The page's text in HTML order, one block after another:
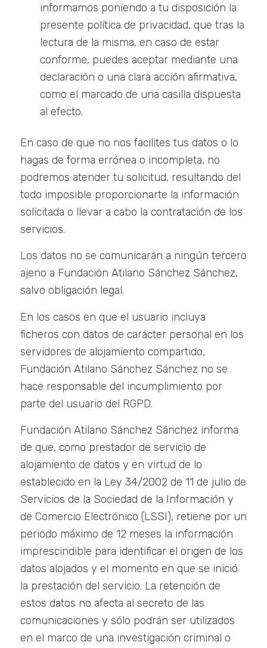
informamos poniendo a tu disposición la
presente política de privacidad, que tras la
lectura de la misma, en caso de estar
conforme, puedes aceptar mediante una
declaración o una clara acción afirmativa,
como el marcado de una casilla dispuesta
al efecto.
En caso de que no nos facilites tus datos o lo
hagas de forma errónea o incompleta, no
podremos atender tu solicitud, resultando del
todo imposible proporcionarte la información
solicitada o llevar a cabo la contratación de los
servicios.
Los datos no se comunicarán a ningún tercero
ajeno a Fundación Atilano Sánchez Sánchez,
salvo obligación legal.
En los casos en que el usuario incluya
ficheros con datos de carácter personal en los
servidores de alojamiento compartido,
Fundación Atilano Sánchez Sánchez no se
hace responsable del incumplimiento por
parte del usuario del RGPD.
Fundación Atilano Sánchez Sánchez informa
de que, como prestador de servicio de
alojamiento de datos y en virtud de lo
establecido en la Ley 34/2002 de 11 de julio de
Servicios de la Sociedad de la Información y
de Comercio Electrónico (LSSI), retiene por un
periodo máximo de 12 meses la información
imprescindible para identificar el origen de los
datos alojados y el momento en que se inició
la prestación del servicio. La retención de
estos datos no afecta al secreto de las
comunicaciones y sólo podrán ser utilizados
en el marco de una investigación criminal o